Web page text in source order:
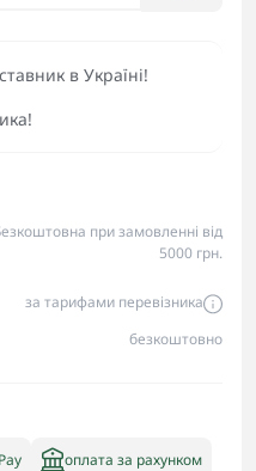
в Україні!
при замовленні від
5000 грн.
за тарифами перевізника
безкоштовно
оплата за рахунком